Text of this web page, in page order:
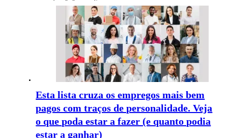
Esta lista cruza os empregos mais bem
pagos com traços de personalidade. Veja
o que poda estar a fazer (e quanto podia
estar a ganhar)